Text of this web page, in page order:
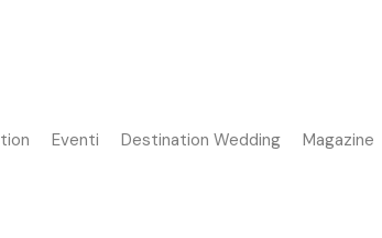
Eventi Destination Wedding Magazine